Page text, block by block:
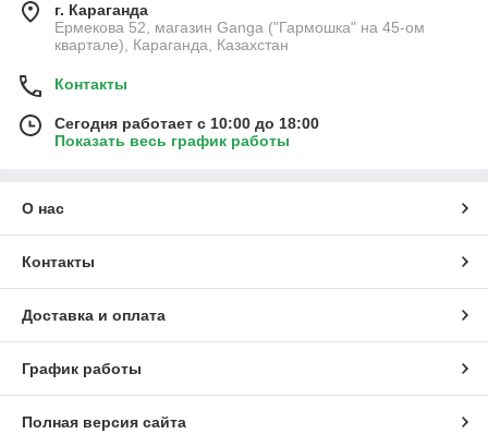
г. Караганда
Ермекова 52, магазин Ganga ("Гармошка" на 45-ом
квартале), Караганда, Казахстан
Контакты
Сегодня работает с 10:00 до 18:00
Показать весь график работы
О нас
Контакты
Доставка и оплата
График работы
Полная версия сайта